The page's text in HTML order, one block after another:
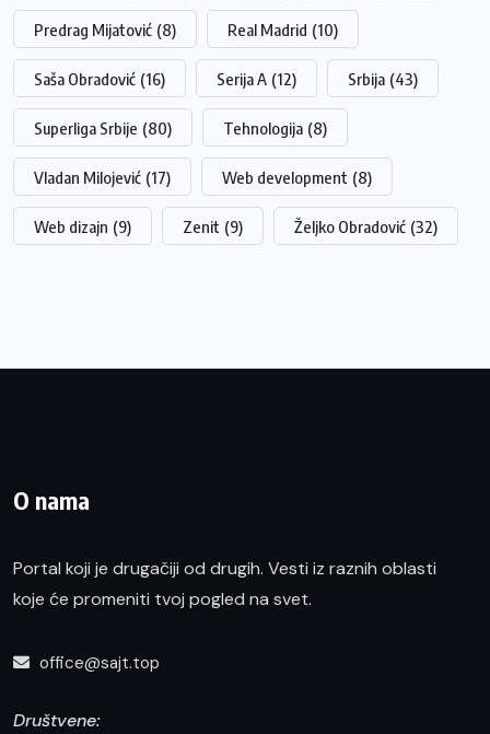
Predrag Mijatović (8) Real Madrid (10)
Saša Obradović (16) Serija A (12) Srbija (43)
Superliga Srbije (80) Tehnologija (8)
Vladan Milojević (17) Web development (8)
Web dizajn (9) Zenit (9) Željko Obradović (32)
O nama
Portal koji je drugačiji od drugih. Vesti iz raznih oblasti
koje će promeniti tvoj pogled na svet.
office@sajt.top
Društvene: